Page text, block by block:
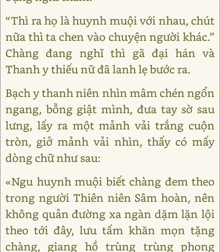
“Thì ra họ là huynh muội với nhau, chút
nữa thì ta chen vào chuyện người khác.”
Chàng đang nghĩ thì gã đại hán và
Thanh y thiếu nữ đã lanh lẹ bước ra.
Bạch y thanh niên nhìn mâm chén ngổn
ngang, bỗng giật mình, đưa tay sờ sau
lưng, lấy ra một mảnh vải trắng cuộn
tròn, giở mảnh vải nhìn, thấy có mấy
dòng chữ như sau:
«Ngu huynh muội biết chàng đem theo
trong người Thiên niên Sâm hoàn, nên
không quản đường xa ngàn dặm lặn lội
theo tới đây, lưu tấm khăn mọn tặng
chàng, giang hồ trùng trùng phong